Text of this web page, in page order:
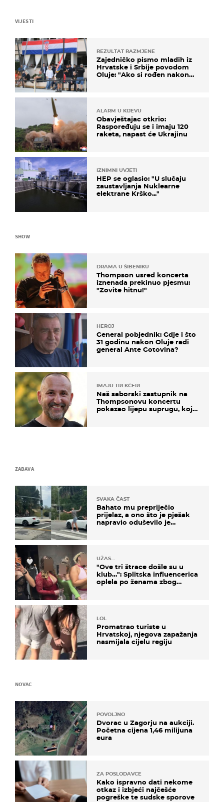
VIJESTI
REZULTAT RAZMJENE
Zajedničko pismo mladih iz
Hrvatske i Srbije povodom
Oluje: "Ako si rođen nakon
ALARM U KIJEVU
Obavještajac otkrio:
Raspoređuju se i imaju 120
raketa, napast će Ukrajinu
IZNIMNI UVJETI
HEP se oglasio: "U slučaju
zaustavljanja Nuklearne
elektrane Krško..."
SHOW
DRAMA U ŠIBENIKU
Thompson usred koncerta
iznenada prekinuo pjesmu:
"Zovite hitnu!"
HEROJ
General pobjednik: Gdje i što
31 godinu nakon Oluje radi
general Ante Gotovina?
IMAJU TRI KĆERI
Naš saborski zastupnik na
Thompsonovu koncertu
pokazao lijepu suprugu, koja
ZABAVA
SVAKA ČAST
Bahato mu prepriječio
prijelaz, a ono što je pješak
napravio oduševilo je
UŽAS…
"Ove tri štrace došle su u
klub…": Splitska influencerica
oplela po ženama zbog
LOL
Promatrao turiste u
Hrvatskoj, njegova zapažanja
nasmijala cijelu regiju
NOVAC
POVOLJNO
Dvorac u Zagorju na aukciji.
Početna cijena 1,46 milijuna
eura
ZA POSLODAVCE
Kako ispravno dati nekome
otkaz i izbjeći najčešće
pogreške te sudske sporove